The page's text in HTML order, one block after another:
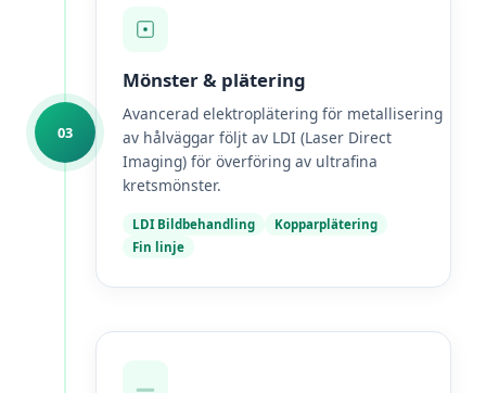
03
Mönster & plätering
Avancerad elektroplätering för metallisering
av hålväggar följt av LDI (Laser Direct
Imaging) för överföring av ultrafina
kretsmönster.
LDI Bildbehandling
Kopparplätering
Fin linje